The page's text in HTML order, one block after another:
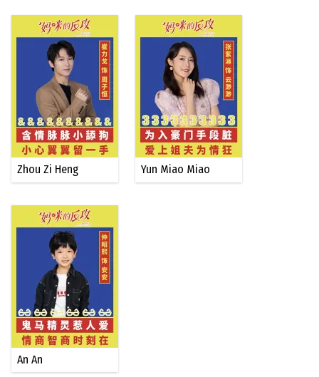
Zhou Zi Heng Yun Miao Miao
An An